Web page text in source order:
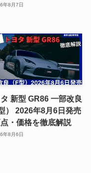
年8月7日
タ 新型 GR86 一部改良
） 2026年8月6日発売
・価格を徹底解説
年8月6日